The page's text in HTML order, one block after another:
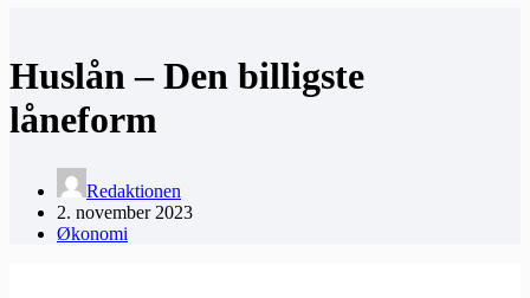
Huslån – Den billigste
låneform
Redaktionen
2. november 2023
Økonomi